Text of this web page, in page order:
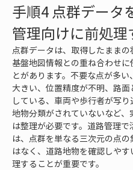
手順4 点群データ
管理向けに前処理
点群データは、取得したままの
基盤地図情報との重ね合わせに
とがあります。不要な点が多
大きい、位置精度が不明、路面
している、車両や歩行者が写り
地物分類がされていないなど、
は整理が必要です。道路管理で
は、点群を単なる三次元の点の
はなく、道路地物を確認しやす
理することが重要です。